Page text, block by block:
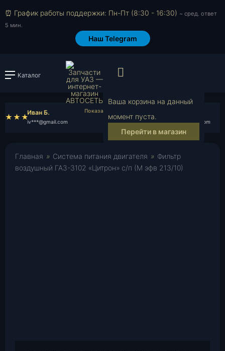
⏰ График работы поддержки: Пн-Пт (8:30 - 16:30) ~ сред. ответ
5 мин.
Наш Telegram
Каталог Войти или
Ваша корзина на данный
момент пуста.
Перейти в магазин
Иван Б.
iv***@gmail.com na***@gmail.com
Главная » Система питания двигателя » Фильтр
воздушный ГАЗ-3102 «Цитрон» с/п (М эфв 213/10)